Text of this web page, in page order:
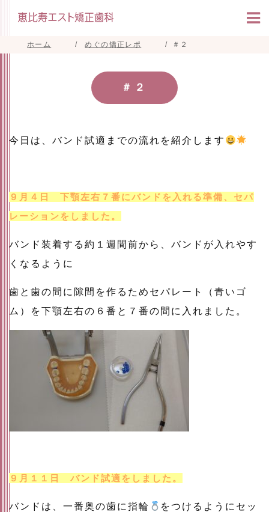
ホーム めぐの矯正レポ ＃２
＃２
今日は、バンド試適までの流れを紹介します
９月４日 下顎左右７番にバンドを入れる準備、セパ
レーションをしました。
バンド装着する約１週間前から、バンドが入れやす
くなるように
歯と歯の間に隙間を作るためセパレート（青いゴ
ム）を下顎左右の６番と７番の間に入れました。
９月１１日 バンド試適をしました。
バンドは、一番奥の歯に指輪
をつけるようにセッ